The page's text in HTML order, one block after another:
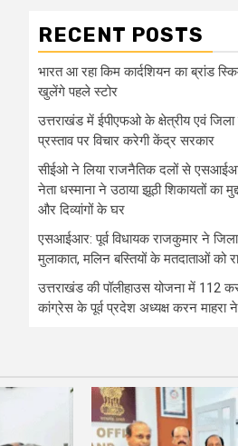
RECENT POSTS
भारत आ रहा किम कार्दशियन का ब्रांड
खुलेंगे पहले स्टोर
उत्तराखंड में ईपीएफओ के क्षेत्रीय एवं
प्रस्ताव पर विचार करेगी केंद्र सरकार
सीईओ ने लिया राजनैतिक दलों से
नेता धस्माना ने उठाया झूठी शिकायतों का
और दिव्यांगों के घर
एसआईआर: पूर्व विधायक राजकुमार ने जिला
मुलाकात, मलिन बस्तियों के मतदाताओं को
उत्तराखंड की पॉलीहाउस योजना में 112
कांग्रेस के पूर्व प्रदेश अध्यक्ष करन माहरा